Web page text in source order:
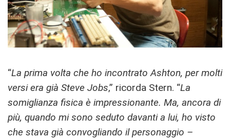
“La prima volta che ho incontrato Ashton, per molti
versi era già Steve Jobs,” ricorda Stern. “La
somiglianza fisica è impressionante. Ma, ancora di
più, quando mi sono seduto davanti a lui, ho visto
che stava già convogliando il personaggio –